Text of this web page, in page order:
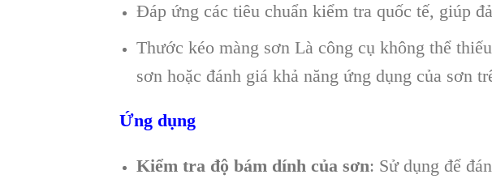
Đáp ứng các tiêu chuẩn kiểm tra quốc tế, giúp
Thước kéo màng sơn Là công cụ không thể
sơn hoặc đánh giá khả năng ứng dụng của sơn
Ứng dụng
Kiểm tra độ bám dính của sơn: Sử dụng để